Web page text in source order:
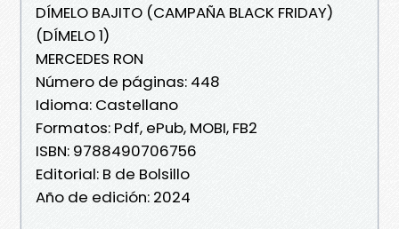
DÍMELO BAJITO (CAMPAÑA BLACK FRIDAY)
(DÍMELO 1)
MERCEDES RON
Número de páginas: 448
Idioma: Castellano
Formatos: Pdf, ePub, MOBI, FB2
ISBN: 9788490706756
Editorial: B de Bolsillo
Año de edición: 2024